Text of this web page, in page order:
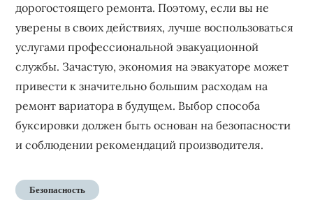
дорогостоящего ремонта. Поэтому, если вы не
уверены в своих действиях, лучше воспользоваться
услугами профессиональной эвакуационной
службы. Зачастую, экономия на эвакуаторе может
привести к значительно большим расходам на
ремонт вариатора в будущем. Выбор способа
буксировки должен быть основан на безопасности
и соблюдении рекомендаций производителя.
Безопасность